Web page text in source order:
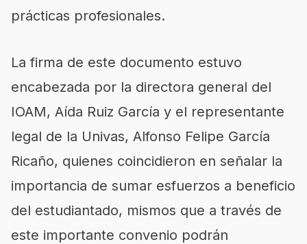
prácticas profesionales.
La firma de este documento estuvo
encabezada por la directora general del
IOAM, Aída Ruiz García y el representante
legal de la Univas, Alfonso Felipe García
Ricaño, quienes coincidieron en señalar la
importancia de sumar esfuerzos a beneficio
del estudiantado, mismos que a través de
este importante convenio podrán